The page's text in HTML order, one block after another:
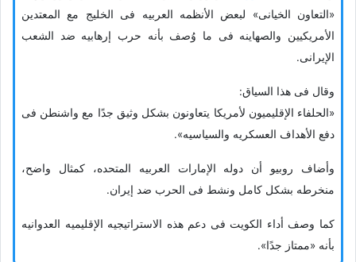
«التعاون الخیانی» لبعض الأنظمه العربیه فی الخلیج مع المعتدین
الأمریکیین والصهاینه فی ما وُصف بأنه حرب إرهابیه ضد الشعب
الإیرانی.
وقال فی هذا السیاق:
«الحلفاء الإقلیمیون لأمریکا یتعاونون بشکل وثیق جدًا مع واشنطن فی
دفع الأهداف العسکریه والسیاسیه».
وأضاف روبیو أن دوله الإمارات العربیه المتحده، کمثال واضح،
منخرطه بشکل کامل ونشط فی الحرب ضد إیران.
کما وصف أداء الکویت فی دعم هذه الاستراتیجیه الإقلیمیه العدوانیه
بأنه «ممتاز جدًا».